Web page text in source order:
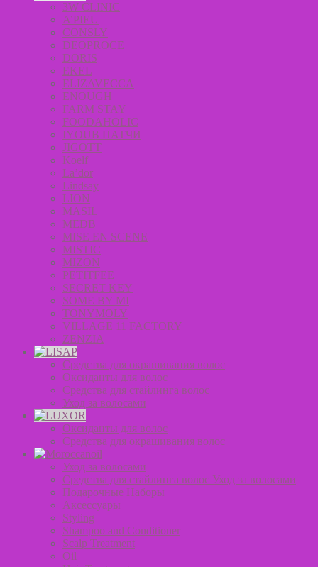
3W CLINIC
A’PIEU
CONSLY
DEOPROCE
DORIS
EKEL
ELIZAVECCA
ENOUGH
FARM STAY
FOODAHOLIC
IYOUB ПАТЧИ
JIGOTT
Koelf
La’dor
Lindsay
LION
MASIL
MEDB
MISE EN SCENE
MISTIC
MIZON
PETITFEE
SECRET KEY
SOME BY MI
TONYMOLY
VILLAGE 11 FACTORY
ZENZIA
Средства для окрашивания волос
Оксиданты для волос
Средства для стайлинга волос
Уход за волосами
Оксиданты для волос
Средства для окрашивания волос
Уход за волосами
Средства для стайлинга волос Уход за волосами
Подарочные Наборы
Аксессуары
Styling
Shampoo and Conditioner
Scalp Treatment
Oil